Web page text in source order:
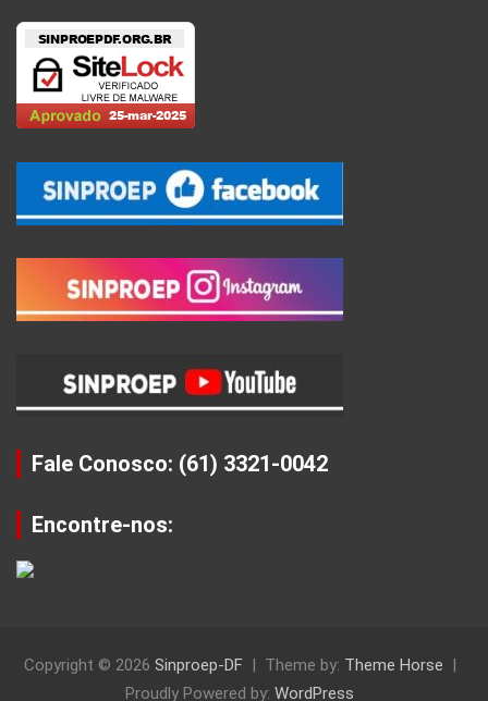
Fale Conosco: (61) 3321-0042
Encontre-nos:
Copyright © 2026 Sinproep-DF Theme by: Theme Horse
Proudly Powered by: WordPress